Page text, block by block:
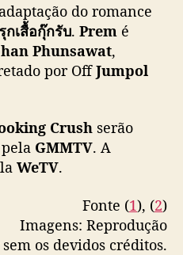
n
a
G
M
V
เป็นยังไงครับหมอ”
น. ทางช่อง GMM25
WeTV เวลา 22:30 น.
November 14, 2023
do romance
เสื้อกุ๊กรับ. Prem é
Phunsawat,
por OffJumpol
Crush serão
GMMTV. A
WeTV.
Fonte (1), (2)
Imagens: Reprodução
os devidos créditos.